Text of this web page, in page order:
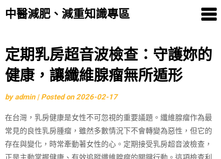
中醫減肥、減重知識專區
Skip
to
content
定期乳房超音波檢查：守護妳的
健康，讓纖維腺瘤無所遁形
byadmin | Posted on2026-02-17
在台灣，乳房健康是女性不可忽視的重要議題。纖維腺瘤作為最
常見的良性乳房腫瘤，雖然多數情況下不會轉變為惡性，但它的
存在與變化，時常牽動著女性的心。定期接受乳房超音波檢查，